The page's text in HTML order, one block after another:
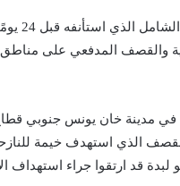
يُواصل
والقصف المدفعي على
مدينة خان يونس جنوبي
القصف الذي استهدف خيمة